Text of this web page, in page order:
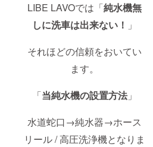
LIBE LAVOでは「純水機無
しに洗車は出来ない！ 」
それほどの信頼をおいてい
ます。
「当純水機の設置方法 」
水道蛇口→純水器→ホース
リール / 高圧洗浄機となりま